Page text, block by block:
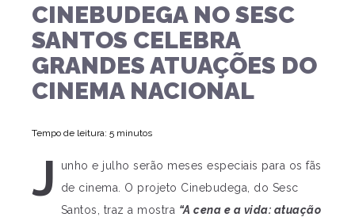
Publicar no X
CINEBUDEGA NO SESC
SANTOS CELEBRA
GRANDES ATUAÇÕES DO
CINEMA NACIONAL
Tempo de leitura: 5 minutos
J
unho e julho serão meses especiais para os fãs
de cinema. O projeto Cinebudega, do Sesc
Santos, traz a mostra “A cena e a vida: atuação